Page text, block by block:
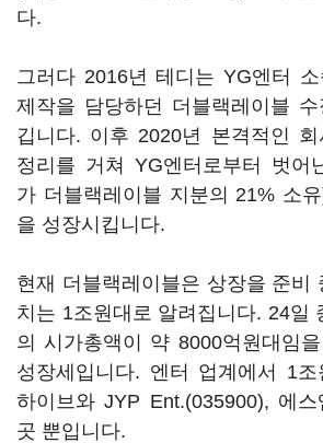
다.
그러다 2016년 테디는 YG엔터
제작을 담당하던 더블랙레이블
깁니다. 이후 2020년 본격적인
정리를 거쳐 YG엔터로부터 벗어
가 더블랙레이블 지분의 21% 소
을 성장시킵니다.
현재 더블랙레이블은 상장을 준비
치는 1조원대로 알려집니다. 24일
의 시가총액이 약 8000억원대임
성장세입니다. 엔터 업계에서 1
하이브와JYP Ent.(035900), 에스
곳 뿐입니다.